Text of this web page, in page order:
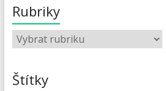
Rubriky
Štítky